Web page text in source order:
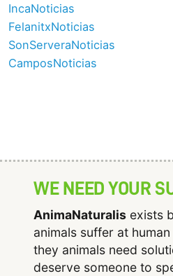
IncaNoticias
FelanitxNoticias
SonServeraNoticias
CamposNoticias
WE NEED YOUR
AnimaNaturalis exists
animals suffer at
they animals need
deserve someone to